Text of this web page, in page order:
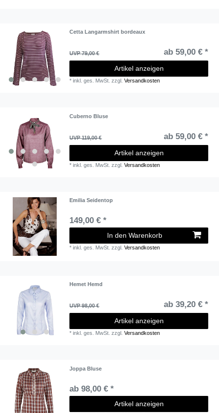
Cetta Langarmshirt bordeaux
UVP 79,00 € ab 59,00 € *
Artikel anzeigen
*inkl. ges. MwSt. zzgl.Versandkosten
Cuberno Bluse
UVP 119,00 € ab 59,00 € *
Artikel anzeigen
*inkl. ges. MwSt. zzgl.Versandkosten
Emilia Seidentop
149,00 € *
In den Warenkorb
*inkl. ges. MwSt. zzgl.Versandkosten
Hemet Hemd
UVP 98,00 € ab 39,20 € *
Artikel anzeigen
*inkl. ges. MwSt. zzgl.Versandkosten
Joppa Bluse
ab 98,00 € *
Artikel anzeigen